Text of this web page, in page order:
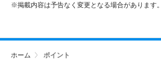
掲載内容は予告なく変更となる場合があります。
ホーム ポイント